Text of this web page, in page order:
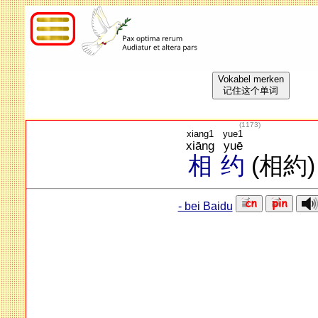
Vokabel merken
记住这个单词
(1173)
相
xiāng
xiang1
约
yuē
yue1
(相約)
- bei Baidu